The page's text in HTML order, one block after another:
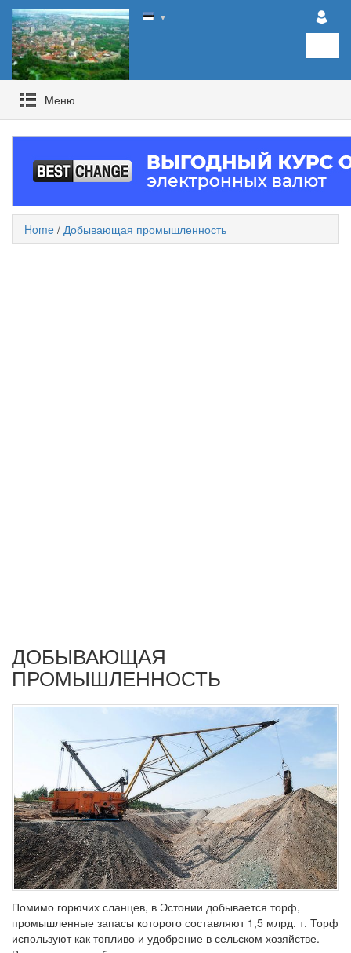
▼
Mеню
Home / Добывающая промышленность
ДОБЫВАЮЩАЯ
ПРОМЫШЛЕННОСТЬ
Помимо горючих сланцев, в Эстонии добывается торф,
промышленные запасы которого составляют 1,5 млрд. т. Торф
используют как топливо и удобрение в сельском хозяйстве.